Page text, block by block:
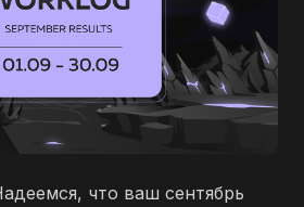
что ваш сентябрь